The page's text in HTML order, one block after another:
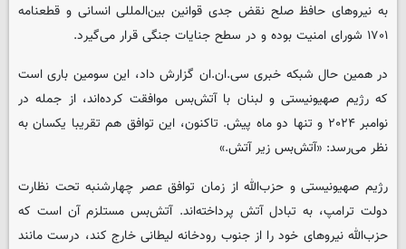
به نیروهای حافظ صلح نقض جدی قوانین بین‌المللی انسانی و قطعنامه
۱۷۰۱ شورای امنیت بوده و در سطح جنایات جنگی قرار می‌گیرد.
در همین حال شبکه خبری سی.ان.ان گزارش داد، این سومین باری است
که رژیم صهیونیستی و لبنان با آتش‌بس موافقت کرده‌اند، از جمله در
نوامبر ۲۰۲۴ و تنها دو ماه پیش. تاکنون، این توافق هم تقریبا یکسان به
نظر می‌رسد: «آتش‌بس زیر آتش.»
رژیم صهیونیستی و حزب‌الله از زمان توافق عصر چهارشنبه تحت نظارت
دولت ترامپ، به تبادل آتش پرداخته‌اند. آتش‌بس مستلزم آن است که
حزب‌الله نیروهای خود را از جنوب رودخانه لیطانی خارج کند، درست مانند